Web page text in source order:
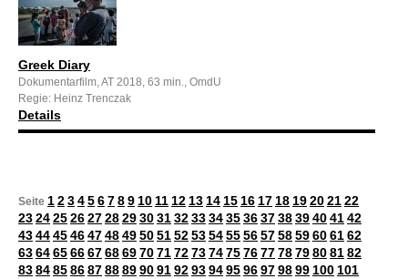
Greek Diary
Dokumentarfilm, AT 2018, 63 min., OmdU
Regie: Heinz Trenczak
Details
Seite 123456789 10 11 12 13 14 15 16 17 18 19202122
2324252627282930313233343536373839404142
4344454647484950515253545556575859606162
6364656667686970717273747576777879808182
8384858687888990919293949596979899 100 101